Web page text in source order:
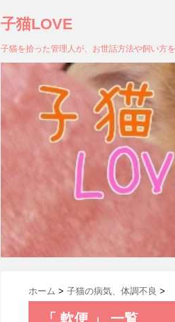
子猫LOVE
子猫を拾った管理人が、お世話方法や飼い方
ホーム > 子猫の病気、体調不良 >
「 軟便 」 一覧